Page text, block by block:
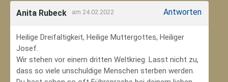
Anita Rubeck am 24.02.2022 Antworten
Heilige Dreifaltigkeit, Heilige Muttergottes, Heiliger
Josef.
Wir stehen vor einem dritten Weltkrieg. Lasst nicht zu,
dass so viele unschuldige Menschen sterben werden.